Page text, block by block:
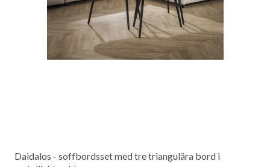
Daidalos - soffbordsset med tre triangulära bord i